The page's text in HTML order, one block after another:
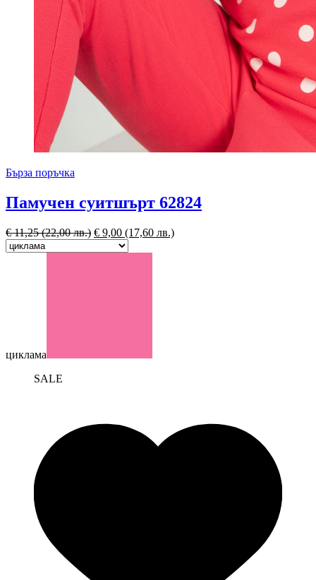
Бърза поръчка
Памучен суитшърт 62824
€11,25(22,00 лв.) € 9,00 (17,60 лв.)
циклама
SALE